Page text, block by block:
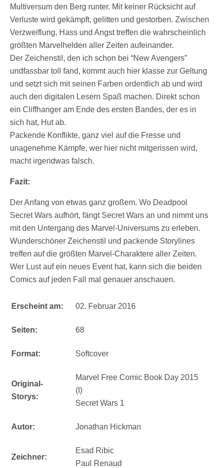
Multiversum den Berg runter. Mit keiner Rücksicht auf
Verluste wird gekämpft, gelitten und gestorben. Zwischen
Verzweiflung, Hass und Angst treffen die wahrscheinlich
größten Marvelhelden aller Zeiten aufeinander.
Der Zeichenstil, den ich schon bei “New Avengers”
undfassbar toll fand, kommt auch hier klasse zur Geltung
und setzt sich mit seinen Farben ordentlich ab und wird
auch den digitalen Lesern Spaß machen. Direkt schon
ein Cliffhanger am Ende des ersten Bandes, der es in
sich hat, Hut ab.
Packende Konflikte, ganz viel auf die Fresse und
unagenehme Kämpfe, wer hier nicht mitgerissen wird,
macht irgendwas falsch.
Fazit:
Der Anfang von etwas ganz großem. Wo Deadpool
Secret Wars aufhört, fängt Secret Wars an und nimmt uns
mit den Untergang des Marvel-Universums zu erleben.
Wunderschöner Zeichenstil und packende Storylines
treffen auf die größten Marvel-Charaktere aller Zeiten.
Wer Lust auf ein neues Event hat, kann sich die beiden
Comics auf jeden Fall mal genauer anschauen.
Erscheint am: 02. Februar 2016
Seiten: 68
Format: Softcover
Original-
Storys:
Marvel Free Comic Book Day 2015
(I)
Secret Wars 1
Autor: Jonathan Hickman
Zeichner:
Esad Ribic
Paul Renaud